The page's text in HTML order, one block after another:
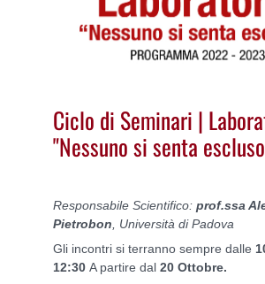
Ciclo di Seminari |
"Nessuno si senta
Responsabile Scientifico: prof.ssa
Pietrobon , Università di Padova
Gli incontri si terranno sempre dalle
12:30 A partire dal 20 Ottobre.